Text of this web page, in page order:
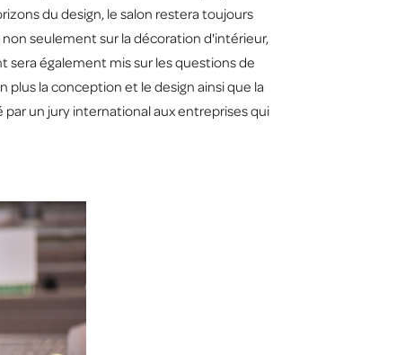
du design, le salon restera toujours
seulement sur la décoration d'intérieur,
sera également mis sur les questions de
la conception et le design ainsi que la
un jury international aux entreprises qui